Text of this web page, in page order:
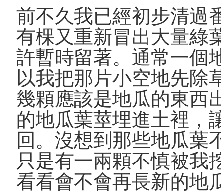
前不久我已經初步清過
有棵又重新冒出大量綠
許暫時留著。通常一個
以我把那片小空地先除
幾顆應該是地瓜的東西
的地瓜葉莖埋進土裡，
回。沒想到那些地瓜葉
只是有一兩顆不慎被我
看看會不會再長新的地